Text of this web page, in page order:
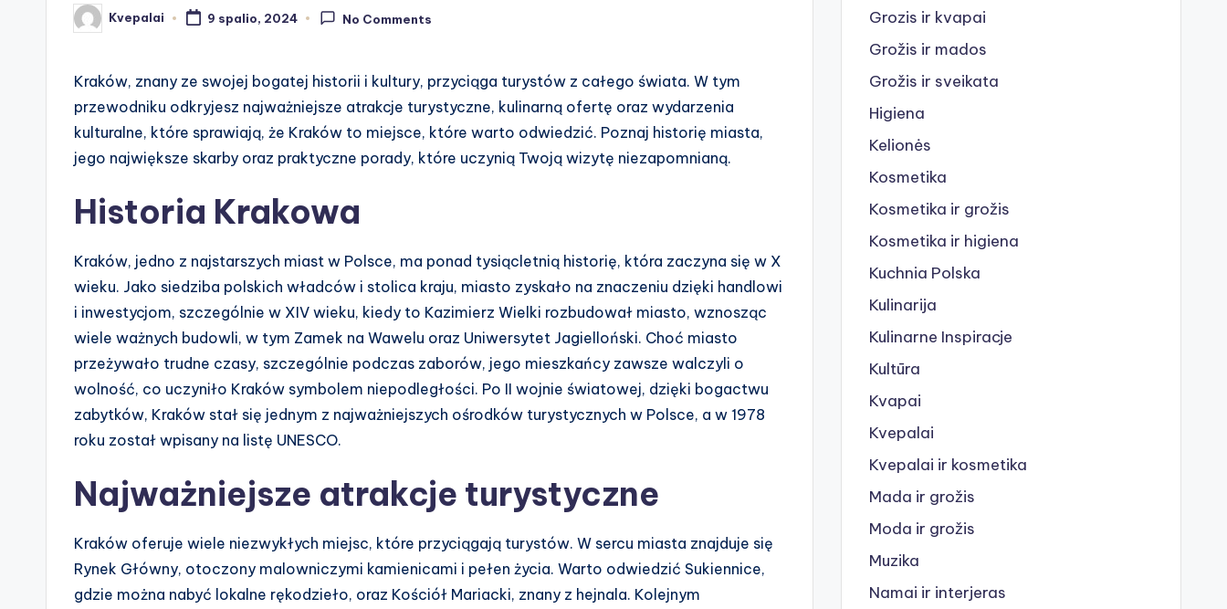
Posted
by
Kvepalai 9 spalio, 2024 No Comments
Kraków, znany ze swojej bogatej historii i kultury, przyciąga turystów z całego świata. W tym
przewodniku odkryjesz najważniejsze atrakcje turystyczne, kulinarną ofertę oraz wydarzenia
kulturalne, które sprawiają, że Kraków to miejsce, które warto odwiedzić. Poznaj historię miasta,
jego największe skarby oraz praktyczne porady, które uczynią Twoją wizytę niezapomnianą.
Historia Krakowa
Kraków, jedno z najstarszych miast w Polsce, ma ponad tysiącletnią historię, która zaczyna się w X
wieku. Jako siedziba polskich władców i stolica kraju, miasto zyskało na znaczeniu dzięki handlowi
i inwestycjom, szczególnie w XIV wieku, kiedy to Kazimierz Wielki rozbudował miasto, wznosząc
wiele ważnych budowli, w tym Zamek na Wawelu oraz Uniwersytet Jagielloński. Choć miasto
przeżywało trudne czasy, szczególnie podczas zaborów, jego mieszkańcy zawsze walczyli o
wolność, co uczyniło Kraków symbolem niepodległości. Po II wojnie światowej, dzięki bogactwu
zabytków, Kraków stał się jednym z najważniejszych ośrodków turystycznych w Polsce, a w 1978
roku został wpisany na listę UNESCO.
Najważniejsze atrakcje turystyczne
Kraków oferuje wiele niezwykłych miejsc, które przyciągają turystów. W sercu miasta znajduje się
Rynek Główny, otoczony malowniczymi kamienicami i pełen życia. Warto odwiedzić Sukiennice,
gdzie można nabyć lokalne rękodzieło, oraz Kościół Mariacki, znany z hejnala. Kolejnym
Grozis ir kvapai
Grožis ir mados
Grožis ir sveikata
Higiena
Kelionės
Kosmetika
Kosmetika ir grožis
Kosmetika ir higiena
Kuchnia Polska
Kulinarija
Kulinarne Inspiracje
Kultūra
Kvapai
Kvepalai
Kvepalai ir kosmetika
Mada ir grožis
Moda ir grožis
Muzika
Namai ir interjeras